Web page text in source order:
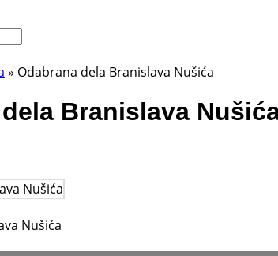
» Odabrana dela Branislava Nušića
Branislava